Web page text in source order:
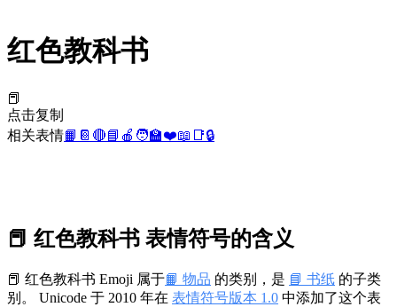
红色教科书
📕
点击复制
相关表情📙 📔 🔴📘 🍎 🧑‍🏫❤️📖 📑🔒
📕 红色教科书 表情符号的含义
📕 红色教科书 Emoji 属于📙 物品 的类别，是 📘 书纸 的子类
别。 Unicode 于 2010 年在 表情符号版本 1.0 中添加了这个表